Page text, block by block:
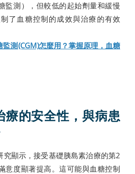
監測），但較低的起始劑量和緩慢
了血糖控制的成效與治療的有效
監測(CGM)怎麼用？掌握原理，血糖
療的安全性，與病患
究顯示，接受基礎胰島素治療的第2
意度顯著提高。這可能與血糖控制